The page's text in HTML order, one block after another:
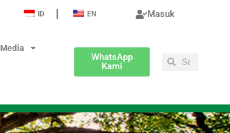
ID EN Masuk
Media
WhatsApp
Kami
Search
Search